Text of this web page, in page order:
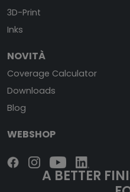
3D-Print
Inks
NOVITÀ
Coverage Calculator
Downloads
Blog
WEBSHOP
A BETTER